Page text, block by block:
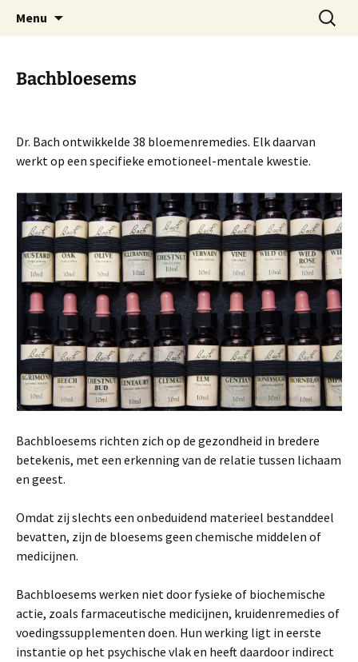
Adosa
Praktijk voor natuurgeneeskunde
Menu
Zoeken
naar:
Bachbloesems
Dr. Bach ontwikkelde 38 bloemenremedies. Elk daarvan
werkt op een specifieke emotioneel-mentale kwestie.
Bachbloesems richten zich op de gezondheid in bredere
betekenis, met een erkenning van de relatie tussen lichaam
en geest.
Omdat zij slechts een onbeduidend materieel bestanddeel
bevatten, zijn de bloesems geen chemische middelen of
medicijnen.
Bachbloesems werken niet door fysieke of biochemische
actie, zoals farmaceutische medicijnen, kruidenremedies of
voedingssupplementen doen. Hun werking ligt in eerste
instantie op het psychische vlak en heeft daardoor indirect